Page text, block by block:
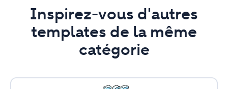
Inspirez-vous d'autres
templates de la même
catégorie
one,